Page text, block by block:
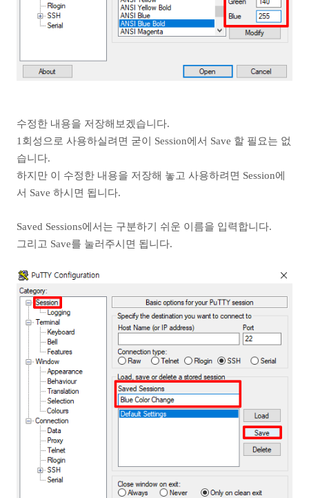
수정한 내용을 저장해보겠습니다.
1회성으로 사용하실려면 굳이 Session에서 Save 할 필요는 없
습니다.
하지만 이 수정한 내용을 저장해 놓고 사용하려면 Session에
서 Save 하시면 됩니다.
Saved Sessions에서는 구분하기 쉬운 이름을 입력합니다.
그리고 Save를 눌러주시면 됩니다.